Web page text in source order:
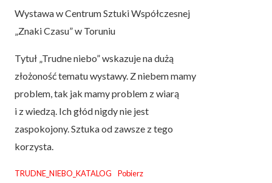
Wystawa w Centrum Sztuki Współczesnej
„Znaki Czasu” w Toruniu
Tytuł „Trudne niebo” wskazuje na dużą
złożoność tematu wystawy. Z niebem mamy
problem, tak jak mamy problem z wiarą
i z wiedzą. Ich głód nigdy nie jest
zaspokojony. Sztuka od zawsze z tego
korzysta.
TRUDNE_NIEBO_KATALOG Pobierz